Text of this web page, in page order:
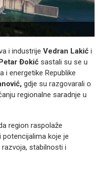
i industrije Vedran Lakić i
Đokić sastali su se u
i energetike Republike
gdje su razgovarali o
regionalne saradnje u
region raspolaže
koje je
stabilnosti i